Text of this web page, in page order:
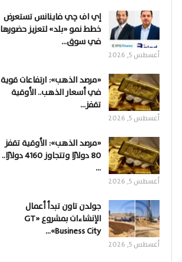
إي اف چي فاينانس تستعرض
خطط نمو «بلد» لتعزيز حضورها
في سوق…
أغسطس 5, 2026
«مرصد الذهب»: ارتفاعات قوية
في أسعار الذهب.. الأوقية
تقفز…
أغسطس 5, 2026
«مرصد الذهب»: الأوقية تقفز
80 دولارًا وتتجاوز 4160 دولارًا..
…
أغسطس 5, 2026
جولدن تاون تبدأ أعمال
الإنشاءات بمشروع «GT
Business City»…
أغسطس 5, 2026